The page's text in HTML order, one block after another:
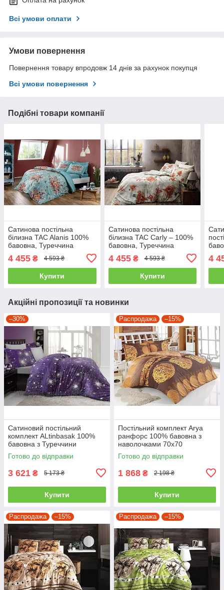
Всі умови оплати
Умови повернення
Повернення товару впродовж 14 днів за рахунок покупця
Всі умови повернення
Подібні товари компанії
Сатинова постільна
білизна TAC Alanis 100%
бавовна, Туреччина
4 455 ₴ 4 593 ₴
Купити
Сатинова постільна
білизна TAC Carly – 100%
бавовна, Туреччина
4 455₴ 4 593 ₴
Купити
4
Акційні пропозиції та новинки
–30%
Сатиновий постільний
комплект ALtinbasak 100%
бавовна з Туреччини
двоспальний - євро
Готово до відправки
3 621 ₴ 5 173 ₴
Купити
Распродажа –15%
Постільний комплект Arya
ранфорс 100% бавовна з
наволочками 70x70
полуторний
Готово до відправки
1 868 ₴ 2 198 ₴
Купити
Распродажа –15% Распродажа –15%